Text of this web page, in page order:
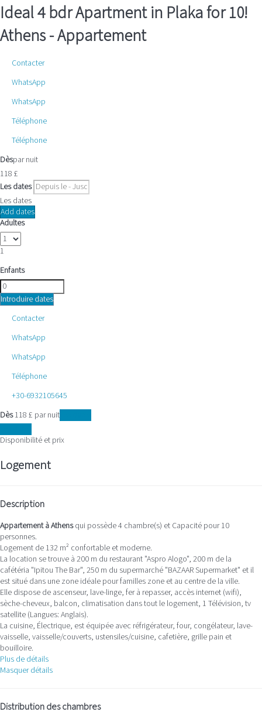
Ideal 4 bdr Apartment in Plaka for 10!
Athens -Appartement
Contacter
WhatsApp
WhatsApp
Téléphone
Téléphone
Dèspar nuit
118 £
Les dates
Les dates
Add dates
Adultes
1
Enfants
Introduire dates
Contacter
WhatsApp
WhatsApp
Téléphone
+30-6932105645
Dès118 £ par nuit
Disponibilité et prix
Logement
Description
Appartement à Athensqui possède 4 chambre(s) et Capacité pour 10
personnes.
Logement de 132 m² confortable et moderne.
La location se trouve à 200 m du restaurant "Aspro Alogo", 200 m de la
cafétéria "Ipitou The Bar", 250 m du supermarché "BAZAAR Supermarket" et il
est situé dans une zone idéale pour familles zone et au centre de la ville.
Elle dispose de ascenseur, lave-linge, fer à repasser, accès internet (wifi),
sèche-cheveux, balcon, climatisation dans tout le logement, 1 Télévision, tv
satellite (Langues: Anglais).
La cuisine, Électrique, est équipée avec réfrigérateur, four, congélateur, lave-
vaisselle, vaisselle/couverts, ustensiles/cuisine, cafetière, grille pain et
bouilloire.
Plus de détails
Masquer détails
Distribution des chambres